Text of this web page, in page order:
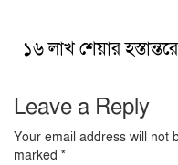
১৬ লাখ শেয়ার
Leave a Reply
Your email address will not
marked *